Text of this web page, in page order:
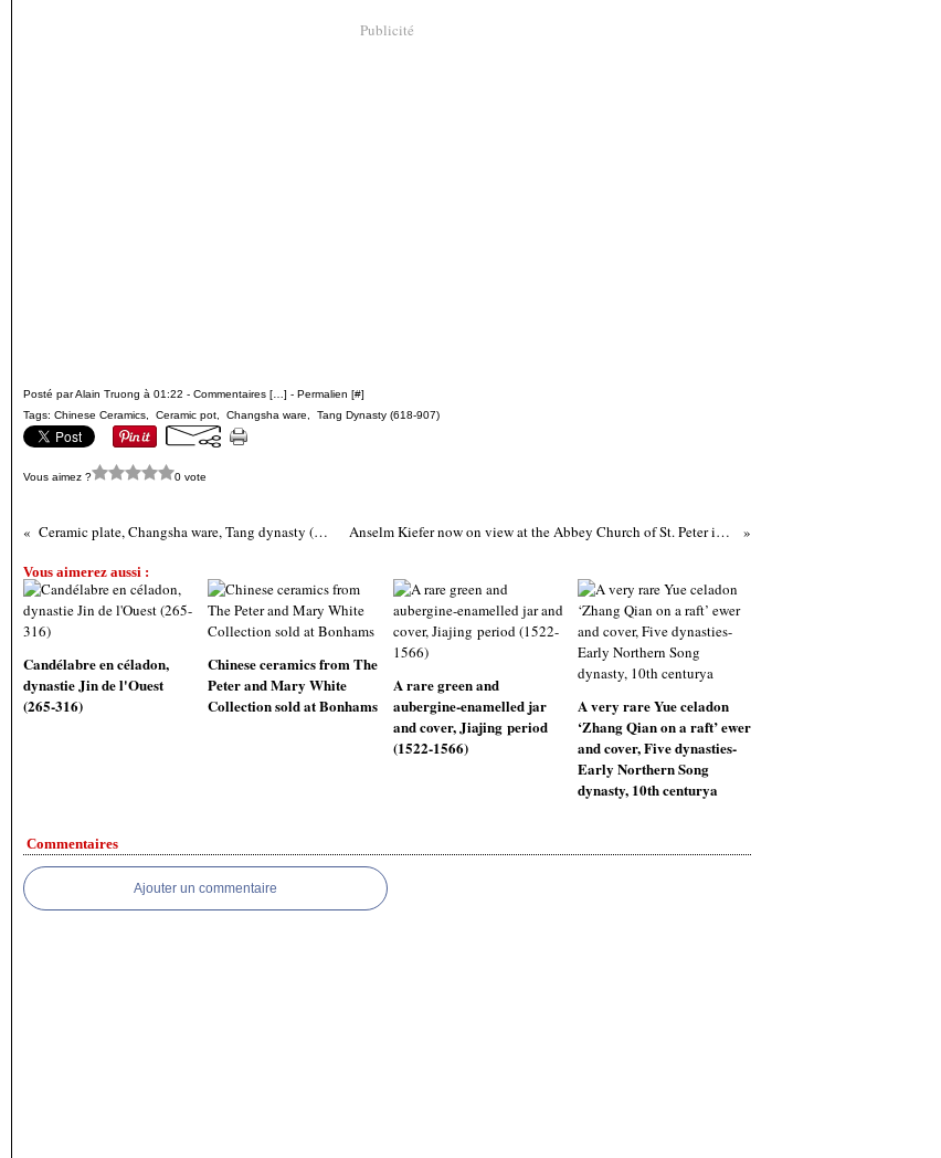
Publicité
Posté par Alain Truong à 01:22 - Commentaires [ ] - Permalien [#]
Tags: Chinese Ceramics Ceramic pot Changsha ware Tang Dynasty (618-907)
Vous aimez ? 0 vote
Ceramic plate, Changsha ware, Tang dynasty (618-907) Anselm Kiefer now on view at the Abbey Church of St. Peter in Salzburg
Vous aimerez aussi :
Candélabre en céladon,
dynastie Jin de l'Ouest
(265-316)
Chinese ceramics from The
Peter and Mary White
Collection sold at Bonhams
A rare green and
aubergine-enamelled jar
and cover, Jiajing period
(1522-1566)
A very rare Yue celadon
‘Zhang Qian on a raft’ ewer
and cover, Five dynasties-
Early Northern Song
dynasty, 10th centurya
Commentaires
Ajouter un commentaire